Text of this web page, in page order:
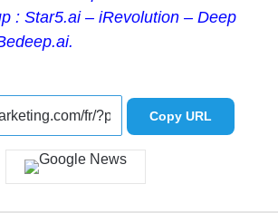
: Star5.ai – iRevolution – Deep
.
Copy URL